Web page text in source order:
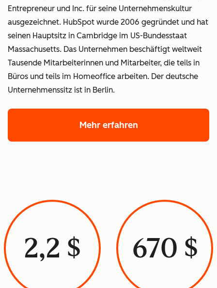
Entrepreneur und Inc. für seine Unternehmenskultur
ausgezeichnet. HubSpot wurde 2006 gegründet und hat
seinen Hauptsitz in Cambridge im US-Bundesstaat
Massachusetts. Das Unternehmen beschäftigt weltweit
Tausende Mitarbeiterinnen und Mitarbeiter, die teils in
Büros und teils im Homeoffice arbeiten. Der deutsche
Unternehmenssitz ist in Berlin.
Mehr erfahren
2,2 $ 670 $